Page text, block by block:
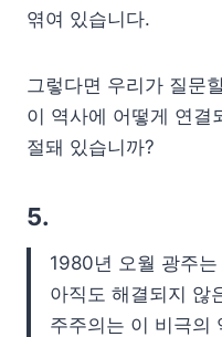
엮여 있습니다.
그렇다면 우리가 질문
이 역사에 어떻게 연결
절돼 있습니까?
5.
1980년 오월 광주
아직도 해결되지 않
주주의는 이 비극의